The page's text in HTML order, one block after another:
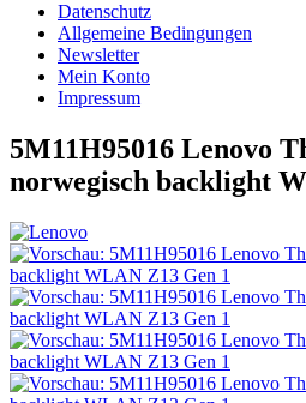
Datenschutz
Allgemeine Bedingungen
Newsletter
Mein Konto
Impressum
5M11H95016 Lenovo
norwegisch backlight